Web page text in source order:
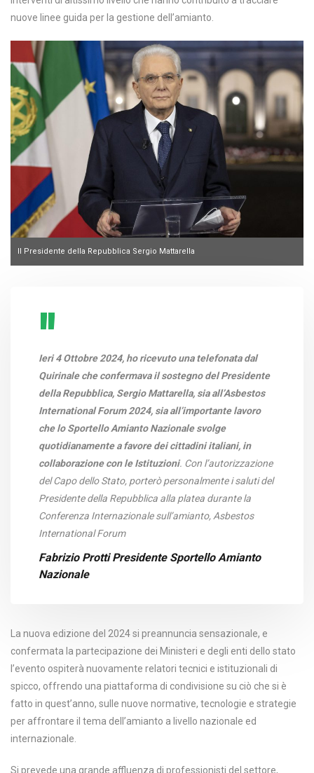
nuove linee guida per la gestione dell’amianto.
Il Presidente della Repubblica Sergio Mattarella
Ieri 4 Ottobre 2024, ho ricevuto una telefonata dal
Quirinale che confermava il sostegno del Presidente
della Repubblica, Sergio Mattarella, sia all’Asbestos
International Forum 2024, sia all’importante lavoro
che lo Sportello Amianto Nazionale svolge
quotidianamente a favore dei cittadini italiani, in
collaborazione con le Istituzioni. Con l’autorizzazione
del Capo dello Stato, porterò personalmente i saluti del
Presidente della Repubblica alla platea durante la
Conferenza Internazionale sull’amianto, Asbestos
International Forum
Fabrizio Protti Presidente Sportello Amianto
Nazionale
La nuova edizione del 2024 si preannuncia sensazionale, e
confermata la partecipazione dei Ministeri e degli enti dello stato
l’evento ospiterà nuovamente relatori tecnici e istituzionali di
spicco, offrendo una piattaforma di condivisione su ciò che si è
fatto in quest’anno, sulle nuove normative, tecnologie e strategie
per affrontare il tema dell’amianto a livello nazionale ed
internazionale.
Si prevede una grande affluenza di professionisti del settore,